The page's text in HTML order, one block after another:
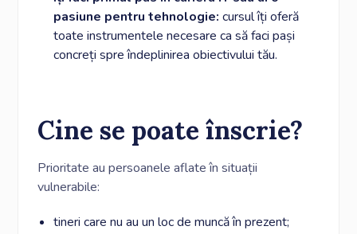
pasiune pentru tehnologie:cursul îți oferă
toate instrumentele necesare ca să faci pași
concreți spre îndeplinirea obiectivului tău.
Cine se poate înscrie?
Prioritate au persoanele aflate în situații
vulnerabile:
tineri care nu au un loc de muncă în prezent;